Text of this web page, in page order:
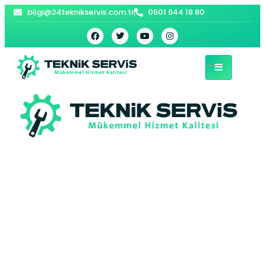
bilgi@24teknikservis.com.tr 0501 644 18 80